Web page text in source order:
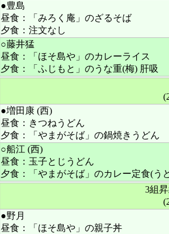
●豊島
昼食：「みろく庵」のざるそば
夕食：注文なし
○藤井猛
昼食：「ほそ島や」のカレーライス
夕食：「ふじもと」のうな重(梅) 肝吸
●増田康 (西)
昼食：きつねうどん
夕食：「やまがそば」の鍋焼きうどん
○船江 (西)
昼食：玉子とじうどん
夕食：「やまがそば」のカレー定食(う
3組
●野月
昼食：「ほそ島や」の親子丼